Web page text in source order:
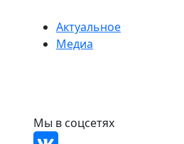
Актуальное
Медиа
Мы в соцсетях